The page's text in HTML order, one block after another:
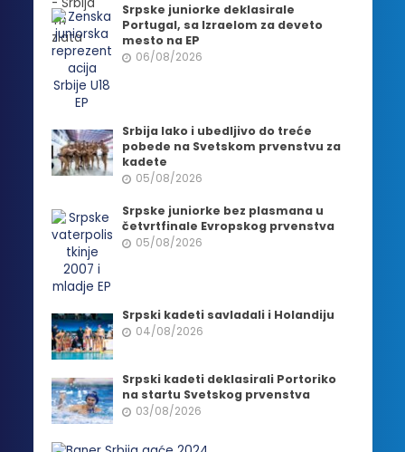
Srpske juniorke deklasirale
Portugal, sa Izraelom za deveto
mesto na EP
06/08/2026
Srbija lako i ubedljivo do treće
pobede na Svetskom prvenstvu za
kadete
05/08/2026
Srpske juniorke bez plasmana u
četvrtfinale Evropskog prvenstva
05/08/2026
Srpski kadeti savladali i Holandiju
04/08/2026
Srpski kadeti deklasirali Portoriko
na startu Svetskog prvenstva
03/08/2026